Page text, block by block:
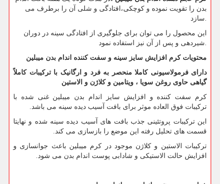
بدن را تقویت نموده و کوچکی،افتادگی و شلی آن را برطرف می
این محصول را می توان برای جلوگیری از افتادگی سینه در دوران
محتویات کرم افزایش سایز سینه و سفت کننده اندام بدن میبلین
دارای فرمولاسیونی کاملا منحصر به فرد و ارگانیک با ترکیبات کاملاً
گیاهی حاوی روغن سویا ، ویتامین و کلاژن و الاستین
کرم سفت کننده و افزایش سایز اندام بدن میبلین غنی شده با
ترکیبات فوق العاده موثر برای بافت آسیب دیده سینه می باشد.
این ترکیبات پروتئینی جذب بافت های آسیب دیده سینه شده و نهایتا
قسمت های تحلیل رفته این موضع را بازسازی می کند.
ترکیبات الاستین و کلاژن موجود در کرم میبلین باعث جوانسازی و
افزایش حالت الاستیکی و شادابی پوست اندام بدن می شود.